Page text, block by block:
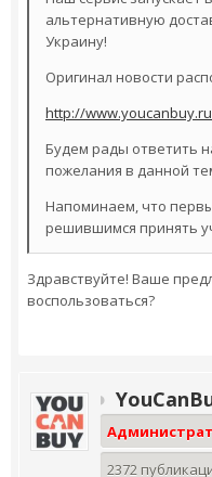
альтернативную
Украину!
Оригинал новости
http://
Будем рады ответить
пожелания в данной
Напоминаем, что
решившимся принять
Здравствуйте! Ваше
воспользоваться?
2372